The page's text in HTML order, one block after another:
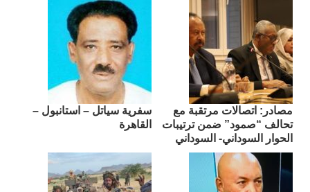
مصادر: اتصالات مرتقبة مع
تحالف “صمود” ضمن ترتيبات
الحوار السوداني- السوداني
سفرية سياتل – استانبول –
القاهرة